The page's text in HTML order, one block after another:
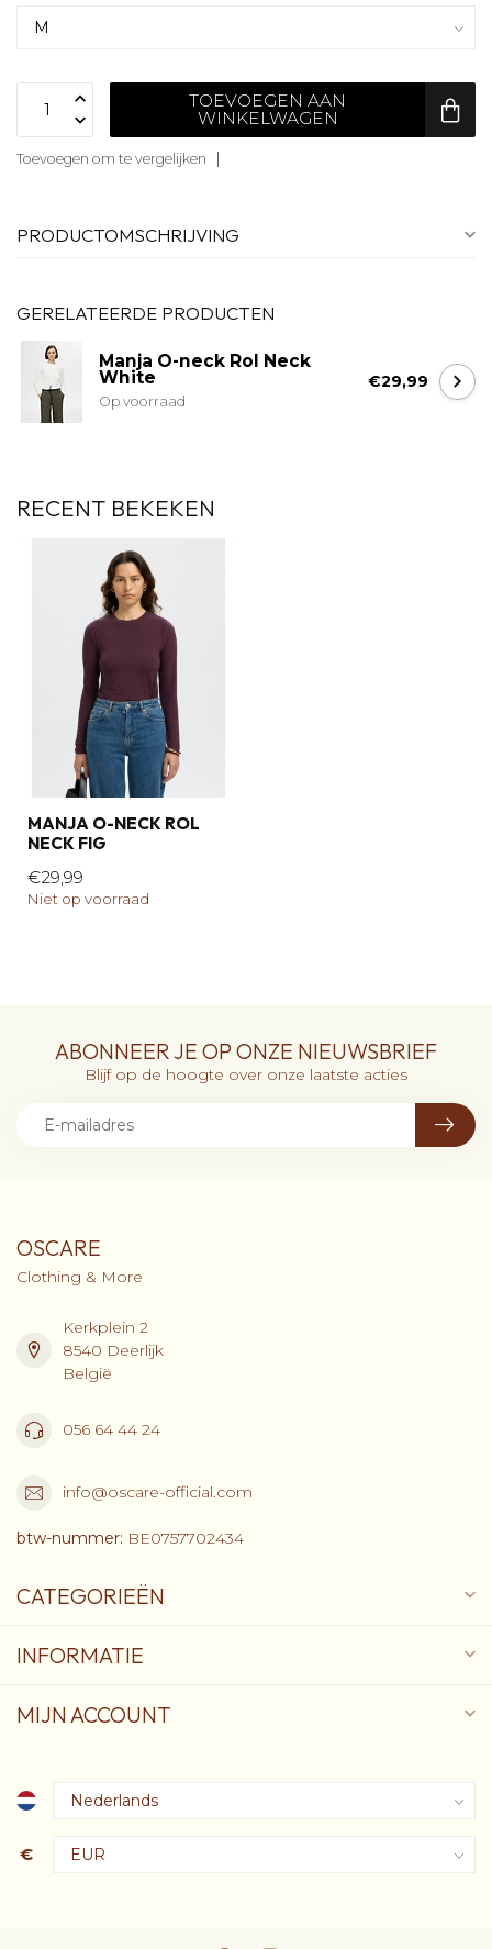
TOEVOEGEN AAN
WINKELWAGEN
Toevoegen om te vergelijken
PRODUCTOMSCHRIJVING
GERELATEERDE PRODUCTEN
Manja O-neck Rol Neck
White
Op voorraad
€29,99
RECENT BEKEKEN
MANJA O-NECK ROL
NECK FIG
€29,99
Niet op voorraad
ABONNEER JE OP ONZE NIEUWSBRIEF
Blijf op de hoogte over onze laatste acties
OSCARE
Clothing & More
Kerkplein 2
8540 Deerlijk
België
056 64 44 24
info@oscare-official.com
btw-nummer: BE0757702434
CATEGORIEËN
INFORMATIE
MIJN ACCOUNT
€